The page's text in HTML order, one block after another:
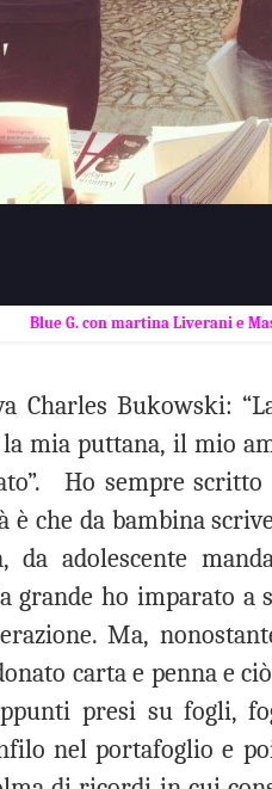
Blue G. con martina Liverani e
Charles Bukowski:
la mia puttana, il mio
Ho sempre scritto
è che da bambina
da adolescente
grande ho imparato
Ma,
carta e penna e
presi su fogli,
nel portafoglio e